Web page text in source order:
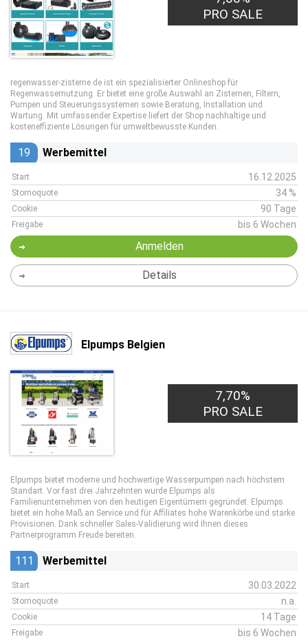
PRO SALE
regenwasser-zisterne.de ist ein spezialisierter Onlineshop für
Regenwassernutzung. Er bietet eine große Auswahl an Zisternen, Filtern,
Pumpen und Steuerungssystemen sowie Beratung, Installation und
Wartung. Mit umfassender Expertise liefert der Shop nachhaltige und
kosteneffiziente Lösungen für umweltbewusste Kunden.
19 Werbemittel
Start 16.12.2025
Stornoquote 34 %
Cookie 90 Tage
Freigabe bis 6 Wochen
Anmelden
Details
Elpumps Belgien
7,70%
PRO SALE
Elpumps bietet moderne und hochwertige Wasserpumpen nach höchstem
Standart. Vor fast drei Jahrzehnten wurde Elpumps als
Familienunternehmen von den heutigen Eigentümern gegründet. Elpumps
bietet ein hohe Maß an Service und für Affiliates hohe Warenkörbe und starke
Provisionen. Dank schneller Sales-Validierung wird Ihnen dieses
Partnerprogramm Freude bereiten.
111 Werbemittel
Start 30.03.2022
Stornoquote n.a.
Cookie 14 Tage
Freigabe bis 6 Wochen